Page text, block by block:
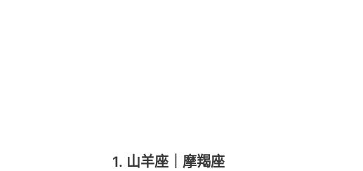
1. 山羊座｜摩羯座